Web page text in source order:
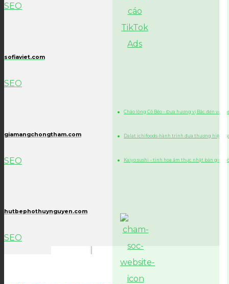
Cháo lòng Cô Béo – Đưa hương vị Bắc đến với
Dalat ichifoods-hành trình đưa thương hiệu
Kaiyo sushi – tinh hoa ẩm thực nhật bản giữa
SEO
sofiaviet.com
SEO
giamangchongtham.com
SEO
hutbephothuynguyen.com
SEO